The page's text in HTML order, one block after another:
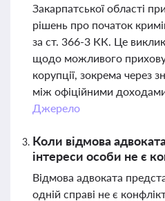
Закарпатської області
рішень про початок
за ст. 366-3 КК. Це
щодо можливого
корупції, зокрема через
між офіційними
Джерело
Коли відмова
інтереси особи не є
Відмова адвоката
одній справі не є